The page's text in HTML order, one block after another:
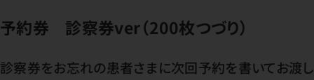
予約券 診察券ver（200枚つづり）
診察券をお忘れの患者さまに次回予約を書いてお渡し